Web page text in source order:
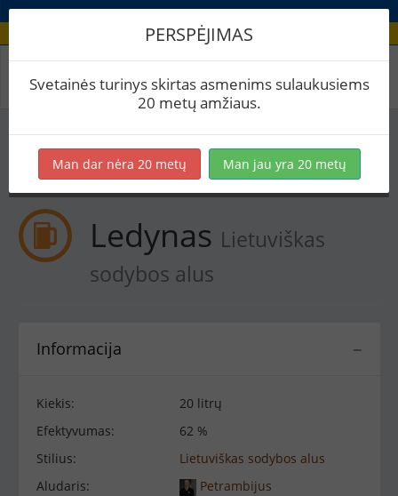
Receptas / Ledynas
Virimai (1)
BeerXML
Ledynas Lietuviškas
sodybos alus
−
Informacija
Kiekis:
20 litrų
Efektyvumas:
62 %
Stilius:
Lietuviškas sodybos alus
Aludaris:
Petrambijus
PERSPĖJIMAS
Svetainės turinys skirtas asmenims sulaukusiems
20 metų amžiaus.
Man dar nėra 20 metų Man jau yra 20 metų